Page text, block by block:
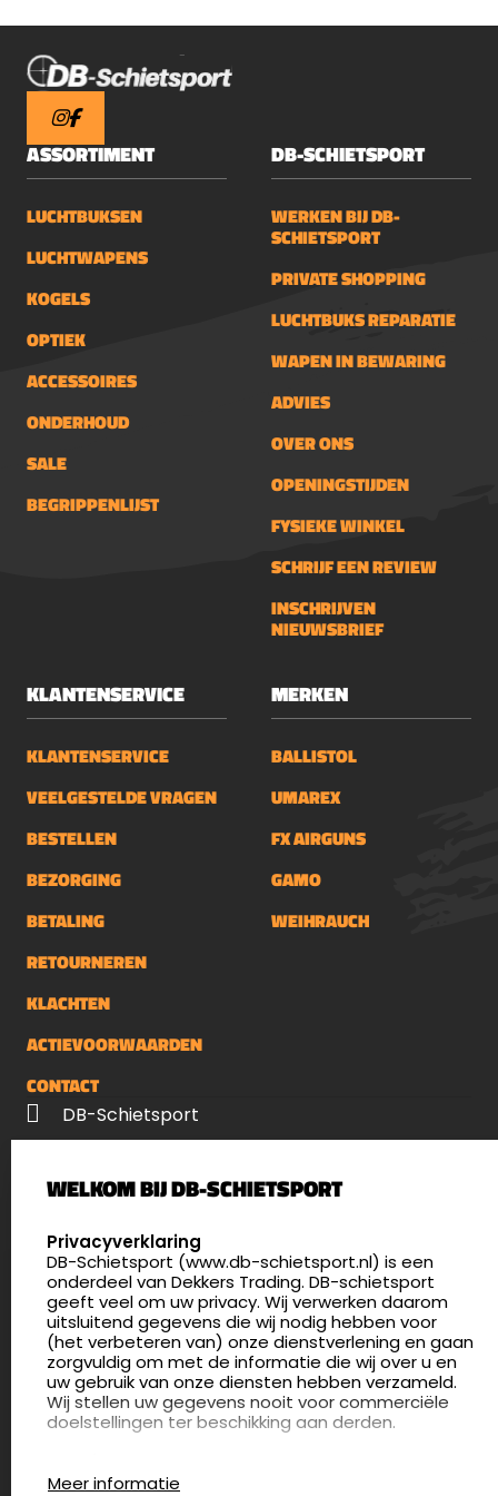
ASSORTIMENT
LUCHTBUKSEN
LUCHTWAPENS
KOGELS
OPTIEK
ACCESSOIRES
ONDERHOUD
SALE
BEGRIPPENLIJST
DB-SCHIETSPORT
WERKEN BIJ DB-
SCHIETSPORT
PRIVATE SHOPPING
LUCHTBUKS REPARATIE
WAPEN IN BEWARING
ADVIES
OVER ONS
OPENINGSTIJDEN
FYSIEKE WINKEL
SCHRIJF EEN REVIEW
INSCHRIJVEN
NIEUWSBRIEF
KLANTENSERVICE
KLANTENSERVICE
VEELGESTELDE VRAGEN
BESTELLEN
BEZORGING
BETALING
RETOURNEREN
KLACHTEN
ACTIEVOORWAARDEN
CONTACT
MERKEN
BALLISTOL
UMAREX
FX AIRGUNS
GAMO
WEIHRAUCH
DB-Schietsport
5411 LX Zeeland
4.8
175 beoordelingen
info@db-schietsport.nl
Openingstijden
Dinsdag en donderdag: 13:00 - 17:00 én 18:00 - 21:00
uur
WELKOM BIJ DB-SCHIETSPORT
SELECT LANGUAGE
Privacyverklaring
DB-Schietsport (www.db-schietsport.nl) is een
onderdeel van Dekkers Trading. DB-schietsport
geeft veel om uw privacy. Wij verwerken daarom
uitsluitend gegevens die wij nodig hebben voor
(het verbeteren van) onze dienstverlening en gaan
zorgvuldig om met de informatie die wij over u en
uw gebruik van onze diensten hebben verzameld.
Wij stellen uw gegevens nooit voor commerciële
doelstellingen ter beschikking aan derden.
Meer informatie